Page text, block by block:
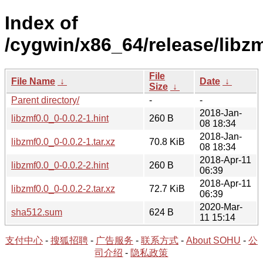
Index of
/cygwin/x86_64/release/
File Name ↓
File
Size ↓
Date ↓
Parent directory/
-
-
libzmf0.0_0-0.0.2-1.hint
260 B
2018-Jan-
08 18:34
libzmf0.0_0-0.0.2-1.tar.xz
70.8 KiB
2018-Jan-
08 18:34
libzmf0.0_0-0.0.2-2.hint
260 B
2018-Apr-11
06:39
libzmf0.0_0-0.0.2-2.tar.xz
72.7 KiB
2018-Apr-11
06:39
sha512.sum
624 B
2020-Mar-
11 15:14
支付中心 - 搜狐招聘 - 广告服务 - 联系方式 - About SOHU - 公
司介绍 - 隐私政策